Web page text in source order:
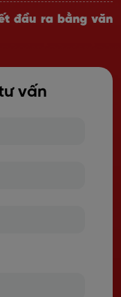
đầu ra bằng văn
vấn